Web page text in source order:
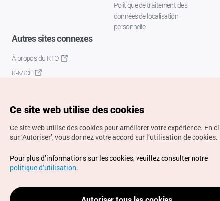
Politique de traitement des
données de localisation
personnelle
Autres sites connexes
À propos du KTO
K-MICE
Droits d’auteur (c) Office National du Tourisme en Corée.
Tous droits réservés.
Pour les rapports d'erreurs et demandes de renseignements,
adressez vos demandes à
info.ontc@gmail.com
Ce site web utilise des cookies
Ce site web utilise des cookies pour améliorer votre expérience. En
sur ‘Autoriser’, vous donnez votre accord sur l’utilisation de cookies.
Pour plus d’informations sur les cookies, veuillez consulter notre
politique d’utilisation.